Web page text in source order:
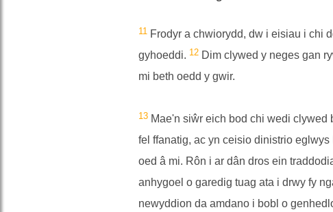
11 Frodyr a chwiorydd, dw i eisiau i chi
gyhoeddi. 12 Dim clywed y neges gan
mi beth oedd y gwir.
13 Mae'n siŵr eich bod chi wedi
fel ffanatig, ac yn ceisio dinistrio eglwys
oed â mi. Rôn i ar dân dros ein
anhygoel o garedig tuag ata i drwy fy
newyddion da amdano i bobl o